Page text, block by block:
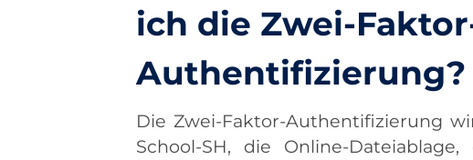
ich die Zwei-
Authentifizierung?
Die Zwei-Faktor-Authentifizierung
School-SH, die Online-